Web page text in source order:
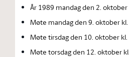
År 1989 mandag den 2. oktober
Møte mandag den 9. oktober kl.
Møte tirsdag den 10. oktober kl.
Møte torsdag den 12. oktober